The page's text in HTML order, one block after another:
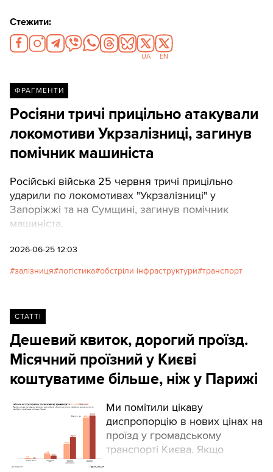
Стежити:
UA EN
ФРАГМЕНТИ
Росіяни тричі прицільно атакували
локомотиви Укрзалізниці, загинув
помічник машиніста
Російські війська 25 червня тричі прицільно
ударили по локомотивах "Укрзалізниці" у
Запоріжжі та на Сумщині, загинув помічник
машиніста.
2026-06-25 12:03
залізниця логістика обстріли інфраструктури транспорт
СТАТТІ
Дешевий квиток, дорогий проїзд.
Місячний проїзний у Києві
коштуватиме більше, ніж у Парижі
Ми помітили цікаву
диспропорцію в нових цінах на
проїзд у громадському
транспорті Києва. Якщо